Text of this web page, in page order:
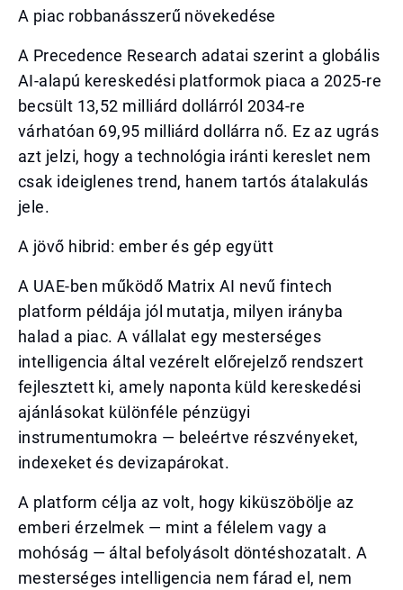
A piac robbanásszerű növekedése
A Precedence Research adatai szerint a globális
AI-alapú kereskedési platformok piaca a 2025-re
becsült 13,52 milliárd dollárról 2034-re
várhatóan 69,95 milliárd dollárra nő. Ez az ugrás
azt jelzi, hogy a technológia iránti kereslet nem
csak ideiglenes trend, hanem tartós átalakulás
jele.
A jövő hibrid: ember és gép együtt
A UAE-ben működő Matrix AI nevű fintech
platform példája jól mutatja, milyen irányba
halad a piac. A vállalat egy mesterséges
intelligencia által vezérelt előrejelző rendszert
fejlesztett ki, amely naponta küld kereskedési
ajánlásokat különféle pénzügyi
instrumentumokra — beleértve részvényeket,
indexeket és devizapárokat.
A platform célja az volt, hogy kiküszöbölje az
emberi érzelmek — mint a félelem vagy a
mohóság — által befolyásolt döntéshozatalt. A
mesterséges intelligencia nem fárad el, nem